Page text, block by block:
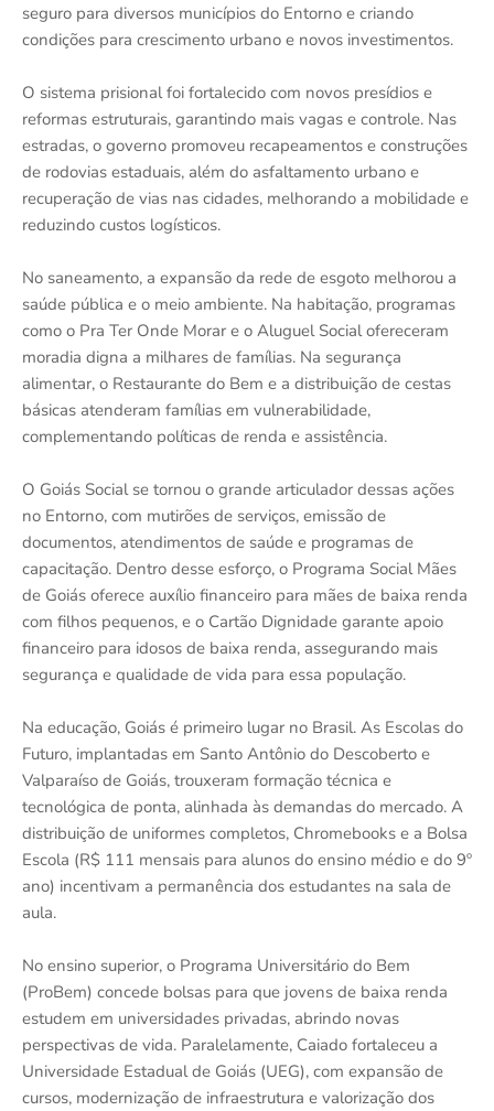
seguro para diversos municípios do Entorno e criando
condições para crescimento urbano e novos investimentos.
O sistema prisional foi fortalecido com novos presídios e
reformas estruturais, garantindo mais vagas e controle. Nas
estradas, o governo promoveu recapeamentos e construções
de rodovias estaduais, além do asfaltamento urbano e
recuperação de vias nas cidades, melhorando a mobilidade e
reduzindo custos logísticos.
No saneamento, a expansão da rede de esgoto melhorou a
saúde pública e o meio ambiente. Na habitação, programas
como o Pra Ter Onde Morar e o Aluguel Social ofereceram
moradia digna a milhares de famílias. Na segurança
alimentar, o Restaurante do Bem e a distribuição de cestas
básicas atenderam famílias em vulnerabilidade,
complementando políticas de renda e assistência.
O Goiás Social se tornou o grande articulador dessas ações
no Entorno, com mutirões de serviços, emissão de
documentos, atendimentos de saúde e programas de
capacitação. Dentro desse esforço, o Programa Social Mães
de Goiás oferece auxílio financeiro para mães de baixa renda
com filhos pequenos, e o Cartão Dignidade garante apoio
financeiro para idosos de baixa renda, assegurando mais
segurança e qualidade de vida para essa população.
Na educação, Goiás é primeiro lugar no Brasil. As Escolas do
Futuro, implantadas em Santo Antônio do Descoberto e
Valparaíso de Goiás, trouxeram formação técnica e
tecnológica de ponta, alinhada às demandas do mercado. A
distribuição de uniformes completos, Chromebooks e a Bolsa
Escola (R$ 111 mensais para alunos do ensino médio e do 9º
ano) incentivam a permanência dos estudantes na sala de
aula.
No ensino superior, o Programa Universitário do Bem
(ProBem) concede bolsas para que jovens de baixa renda
estudem em universidades privadas, abrindo novas
perspectivas de vida. Paralelamente, Caiado fortaleceu a
Universidade Estadual de Goiás (UEG), com expansão de
cursos, modernização de infraestrutura e valorização dos